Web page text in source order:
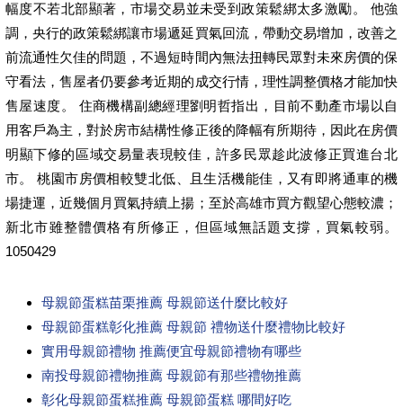
幅度不若北部顯著，市場交易並未受到政策鬆綁太多激勵。 他強
調，央行的政策鬆綁讓市場遞延買氣回流，帶動交易增加，改善之
前流通性欠佳的問題，不過短時間內無法扭轉民眾對未來房價的保
守看法，售屋者仍要參考近期的成交行情，理性調整價格才能加快
售屋速度。 住商機構副總經理劉明哲指出，目前不動產市場以自
用客戶為主，對於房市結構性修正後的降幅有所期待，因此在房價
明顯下修的區域交易量表現較佳，許多民眾趁此波修正買進台北
市。 桃園市房價相較雙北低、且生活機能佳，又有即將通車的機
場捷運，近幾個月買氣持續上揚；至於高雄市買方觀望心態較濃；
新北市雖整體價格有所修正，但區域無話題支撐，買氣較弱。
1050429
母親節蛋糕苗栗推薦 母親節送什麼比較好
母親節蛋糕彰化推薦 母親節 禮物送什麼禮物比較好
實用母親節禮物 推薦便宜母親節禮物有哪些
南投母親節禮物推薦 母親節有那些禮物推薦
彰化母親節蛋糕推薦 母親節蛋糕 哪間好吃